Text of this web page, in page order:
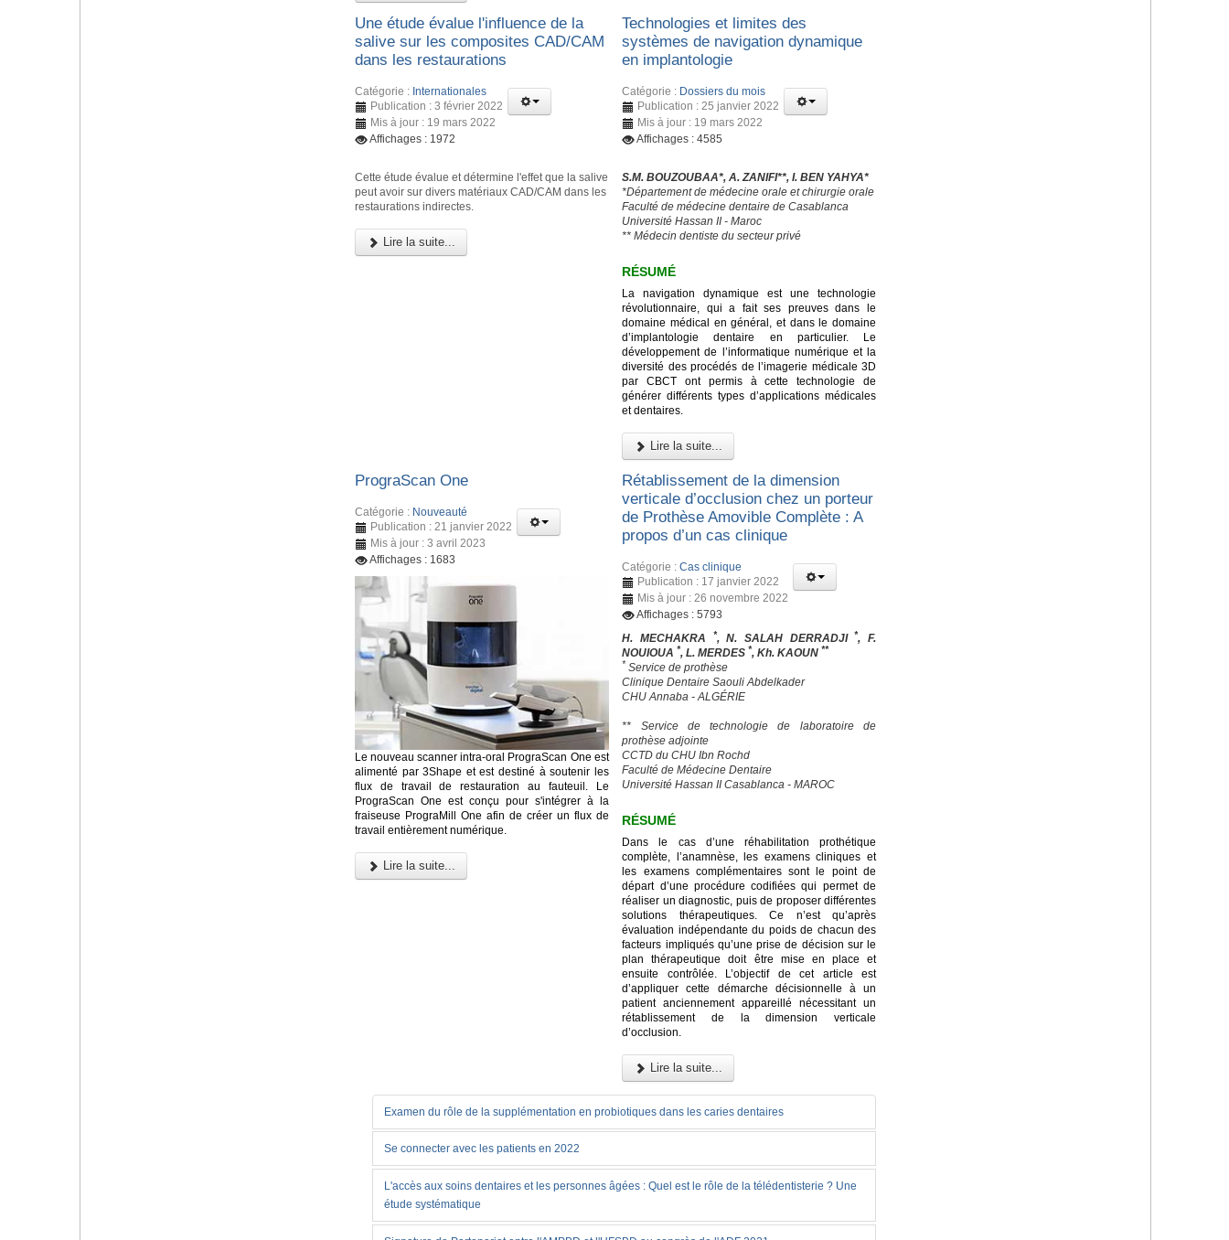
Une étude évalue l'influence de la
salive sur les composites CAD/CAM
dans les restaurations
Catégorie : Internationales
Publication : 3 février 2022
Mis à jour : 19 mars 2022
Affichages : 1972
Cette étude évalue et détermine l'effet que la salive
peut avoir sur divers matériaux CAD/CAM dans les
restaurations indirectes.
Lire la suite...
Technologies et limites des
systèmes de navigation dynamique
en implantologie
Catégorie : Dossiers du mois
Publication : 25 janvier 2022
Mis à jour : 19 mars 2022
Affichages : 4585
S.M. BOUZOUBAA*, A. ZANIFI**, I. BEN YAHYA*
*Département de médecine orale et chirurgie orale
Faculté de médecine dentaire de Casablanca
Université Hassan II - Maroc
** Médecin dentiste du secteur privé
RÉSUMÉ
La navigation dynamique est une technologie
révolutionnaire, qui a fait ses preuves dans le
domaine médical en général, et dans le domaine
d’implantologie dentaire en particulier. Le
développement de l’informatique numérique et la
diversité des procédés de l’imagerie médicale 3D
par CBCT ont permis à cette technologie de
générer différents types d’applications médicales
et dentaires.
Lire la suite...
PrograScan One
Catégorie : Nouveauté
Publication : 21 janvier 2022
Mis à jour : 3 avril 2023
Affichages : 1683
Le nouveau scanner intra-oral PrograScan One est
alimenté par 3Shape et est destiné à soutenir les
flux de travail de restauration au fauteuil. Le
PrograScan One est conçu pour s'intégrer à la
fraiseuse PrograMill One afin de créer un flux de
travail entièrement numérique.
Lire la suite...
Rétablissement de la dimension
verticale d’occlusion chez un porteur
de Prothèse Amovible Complète : A
propos d’un cas clinique
Catégorie :Cas clinique
Publication : 17 janvier 2022
Mis à jour : 26 novembre 2022
Affichages : 5793
H. MECHAKRA
*, N. SALAH DERRADJI *, F.
NOUIOUA *, L. MERDES *, Kh. KAOUN **
* Service de prothèse
Clinique Dentaire Saouli Abdelkader
CHU Annaba - ALGÉRIE
** Service de technologie de laboratoire de
prothèse adjointe
CCTD du CHU Ibn Rochd
Faculté de Médecine Dentaire
Université Hassan II Casablanca - MAROC
RÉSUMÉ
Dans le cas d’une réhabilitation prothétique
complète, l’anamnèse, les examens cliniques et
les examens complémentaires sont le point de
départ d’une procédure codifiées qui permet de
réaliser un diagnostic, puis de proposer différentes
solutions thérapeutiques. Ce n’est qu’après
évaluation indépendante du poids de chacun des
facteurs impliqués qu’une prise de décision sur le
plan thérapeutique doit être mise en place et
ensuite contrôlée. L’objectif de cet article est
d’appliquer cette démarche décisionnelle à un
patient anciennement appareillé nécessitant un
rétablissement de la dimension verticale
d’occlusion.
Lire la suite...
Examen du rôle de la supplémentation en probiotiques dans les caries dentaires
Se connecter avec les patients en 2022
L'accès aux soins dentaires et les personnes âgées : Quel est le rôle de la télédentisterie ? Une
étude systématique